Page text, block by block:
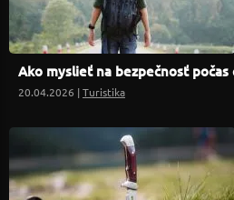
Ako myslieť na bezpečnosť počas
20.04.2026 |Turistika